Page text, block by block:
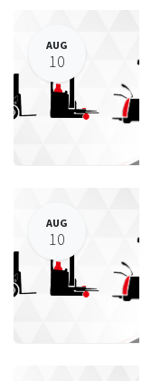
AUG
10
AUG
10